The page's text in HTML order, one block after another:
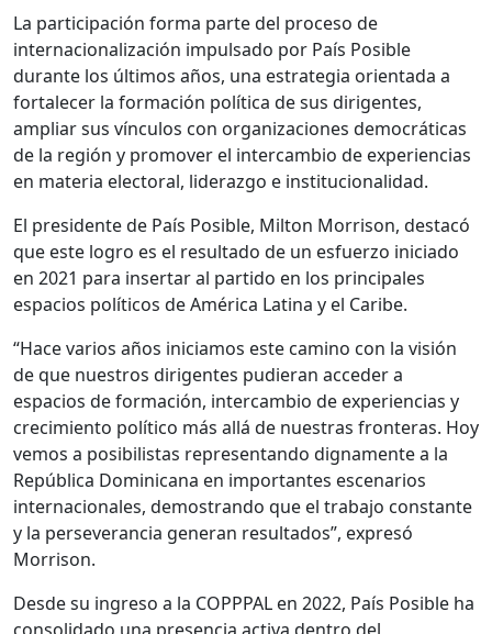
La participación forma parte del proceso de
internacionalización impulsado por País Posible
durante los últimos años, una estrategia orientada a
fortalecer la formación política de sus dirigentes,
ampliar sus vínculos con organizaciones democráticas
de la región y promover el intercambio de experiencias
en materia electoral, liderazgo e institucionalidad.
El presidente de País Posible, Milton Morrison, destacó
que este logro es el resultado de un esfuerzo iniciado
en 2021 para insertar al partido en los principales
espacios políticos de América Latina y el Caribe.
“Hace varios años iniciamos este camino con la visión
de que nuestros dirigentes pudieran acceder a
espacios de formación, intercambio de experiencias y
crecimiento político más allá de nuestras fronteras. Hoy
vemos a posibilistas representando dignamente a la
República Dominicana en importantes escenarios
internacionales, demostrando que el trabajo constante
y la perseverancia generan resultados”, expresó
Morrison.
Desde su ingreso a la COPPPAL en 2022, País Posible ha